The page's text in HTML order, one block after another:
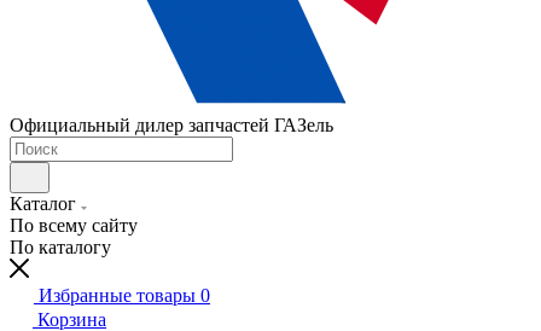
Официальный дилер запчастей ГАЗель
Каталог
По всему сайту
По каталогу
Избранные товары 0
Корзина